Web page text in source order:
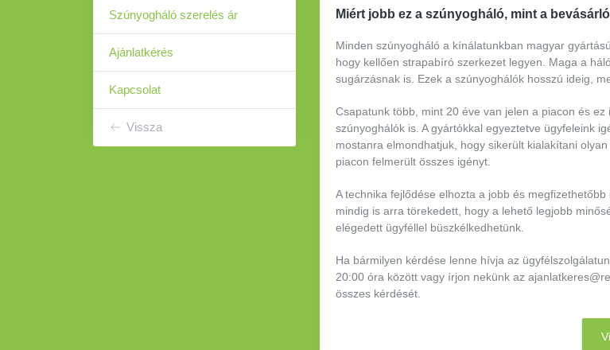
Szúnyogháló szerelés ár
Ajánlatkérés
Kapcsolat
Vissza
Miért jobb ez a szúnyogháló, mint a
Minden szúnyogháló a kínálatunkban magyar
hogy kellően strapabíró szerkezet legyen. Maga a
sugárzásnak is. Ezek a szúnyoghálók hosszú ideig,
Csapatunk több, mint 20 éve van jelen a piacon és
szúnyoghálók is. A gyártókkal egyeztetve ügyfeleink
mostanra elmondhatjuk, hogy sikerült kialakítani
piacon felmerült összes igényt.
A technika fejlődése elhozta a jobb és
mindig is arra törekedett, hogy a lehető legjobb
elégedett ügyféllel büszkélkedhetünk.
Ha bármilyen kérdése lenne hívja az
20:00 óra között vagy írjon nekünk az
összes kérdését.